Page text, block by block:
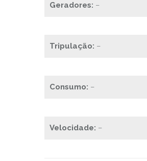
Geradores: –
Tripulação: –
Consumo: –
Velocidade: –